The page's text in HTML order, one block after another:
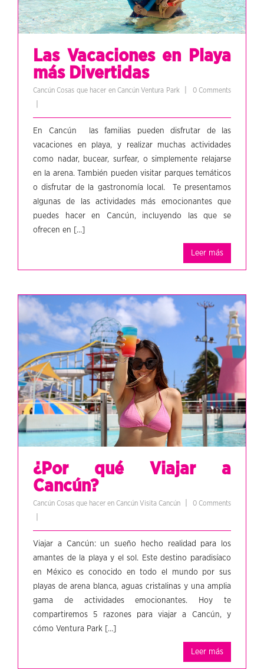
Las Vacaciones en Playa
más Divertidas
CancúnCosas que hacer en CancúnVentura Park 0 Comments
En Cancún las familias pueden disfrutar de las
vacaciones en playa, y realizar muchas actividades
como nadar, bucear, surfear, o simplemente relajarse
en la arena. También pueden visitar parques temáticos
o disfrutar de la gastronomía local. Te presentamos
algunas de las actividades más emocionantes que
puedes hacer en Cancún, incluyendo las que se
ofrecen en […]
Leer más
¿Por qué Viajar a
Cancún?
Cancún Cosas que hacer en Cancún Visita Cancún 0 Comments
Viajar a Cancún: un sueño hecho realidad para los
amantes de la playa y el sol. Este destino paradisíaco
en México es conocido en todo el mundo por sus
playas de arena blanca, aguas cristalinas y una amplia
gama de actividades emocionantes. Hoy te
compartiremos 5 razones para viajar a Cancún, y
cómo Ventura Park […]
Leer más